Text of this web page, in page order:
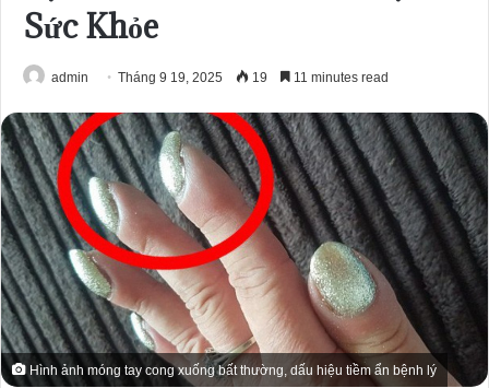
Sức Khỏe
admin Tháng 9 19, 2025 19 11 minutes read
Hình ảnh móng tay cong xuống bất thường, dấu hiệu tiềm ẩn bệnh lý